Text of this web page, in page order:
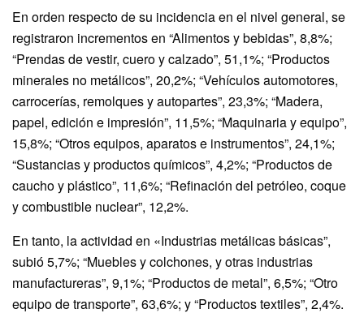
En orden respecto de su incidencia en el nivel general, se
registraron incrementos en “Alimentos y bebidas”, 8,8%;
“Prendas de vestir, cuero y calzado”, 51,1%; “Productos
minerales no metálicos”, 20,2%; “Vehículos automotores,
carrocerías, remolques y autopartes”, 23,3%; “Madera,
papel, edición e impresión”, 11,5%; “Maquinaria y equipo”,
15,8%; “Otros equipos, aparatos e instrumentos”, 24,1%;
“Sustancias y productos químicos”, 4,2%; “Productos de
caucho y plástico”, 11,6%; “Refinación del petróleo, coque
y combustible nuclear”, 12,2%.
En tanto, la actividad en «Industrias metálicas básicas”,
subió 5,7%; “Muebles y colchones, y otras industrias
manufactureras”, 9,1%; “Productos de metal”, 6,5%; “Otro
equipo de transporte”, 63,6%; y “Productos textiles”, 2,4%.